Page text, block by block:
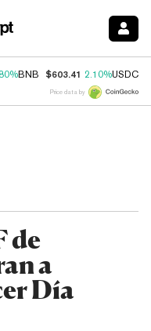
BNB $603.41 2.10%USDC
Price data by
de
a
Día